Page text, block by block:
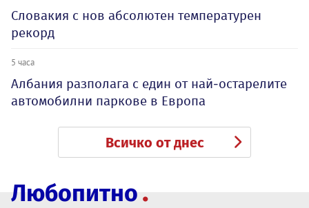
Словакия с нов абсолютен температурен
рекорд
5 часа
Албания разполага с един от най-остарелите
автомобилни паркове в Европа
Всичко от днес
Любопитно